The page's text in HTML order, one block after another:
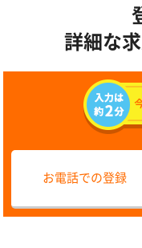
詳細な
お電話での登録